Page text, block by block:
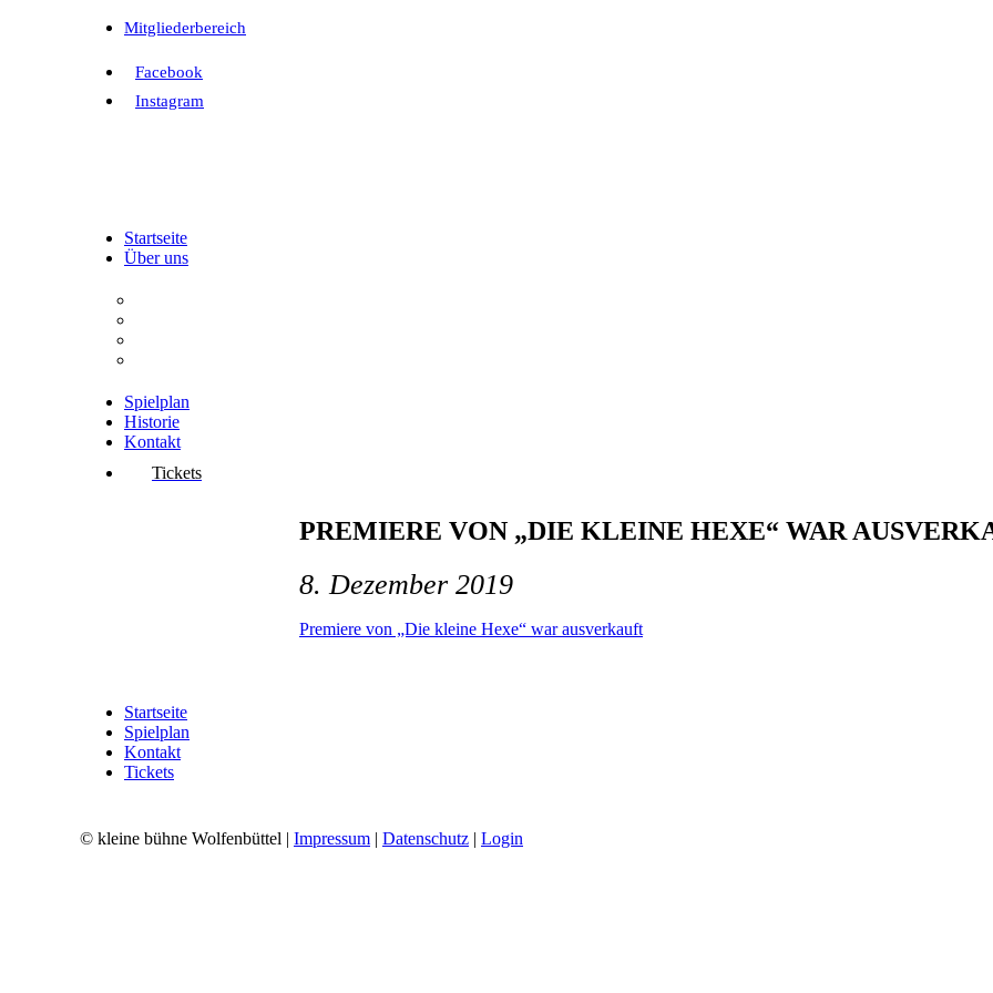
Mitgliederbereich
Facebook
Instagram
Startseite
Über uns
Spielplan
Historie
Kontakt
Tickets
PREMIERE VON „DIE KLEINE HEXE“ WAR
8. Dezember 2019
Premiere von „Die kleine Hexe“ war ausverkauft
Startseite
Spielplan
Kontakt
Tickets
© kleine bühne Wolfenbüttel | Impressum | Datenschutz | Login